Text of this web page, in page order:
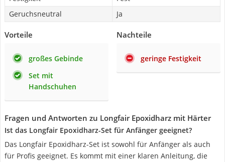
Geruchsneutral
Ja
Vorteile
großes Gebinde
Set mit
Handschuhen
Nachteile
geringe Festigkeit
Fragen und Antworten zu Longfair Epoxidharz mit Härter
Ist das Longfair Epoxidharz-Set für Anfänger geeignet?
Das Longfair Epoxidharz-Set ist sowohl für Anfänger als auch
für Profis geeignet. Es kommt mit einer klaren Anleitung, die